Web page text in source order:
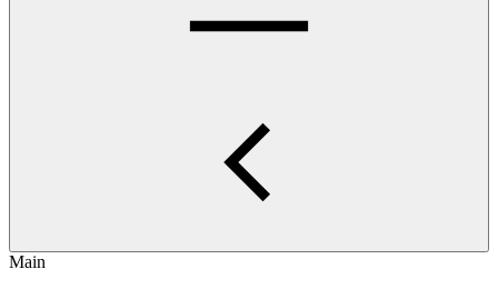
Main